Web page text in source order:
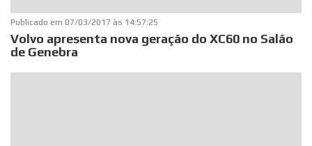
Publicado em 07/03/2017 às 14:57:25
Volvo apresenta nova geração do XC60 no Salão
de Genebra